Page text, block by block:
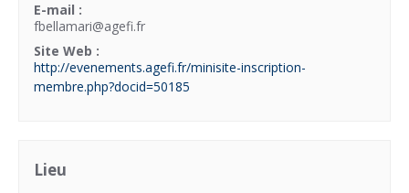
E-mail :
fbellamari@agefi.fr
Site Web :
http://evenements.agefi.fr/minisite-inscription-
membre.php?docid=50185
Lieu